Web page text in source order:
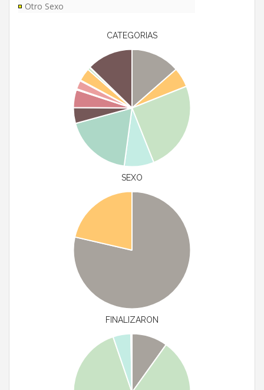
Otro Sexo
CATEGORIAS
SEXO
FINALIZARON